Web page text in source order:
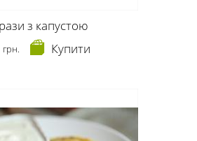
з капустою
грн. Купити